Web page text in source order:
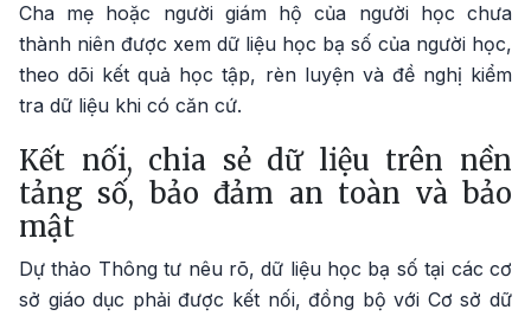
Cha mẹ hoặc người giám hộ của người học chưa
thành niên được xem dữ liệu học bạ số của người học,
theo dõi kết quả học tập, rèn luyện và đề nghị kiểm
tra dữ liệu khi có căn cứ.
Kết nối, chia sẻ dữ liệu trên nền
tảng số, bảo đảm an toàn và bảo
mật
Dự thảo Thông tư nêu rõ, dữ liệu học bạ số tại các cơ
sở giáo dục phải được kết nối, đồng bộ với Cơ sở dữ